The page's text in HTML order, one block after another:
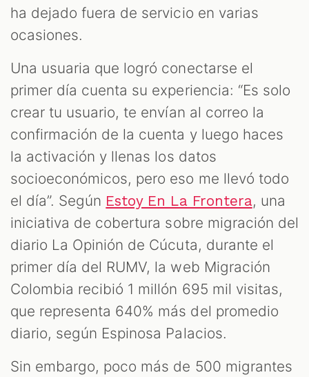
ha dejado fuera de servicio en varias
ocasiones.
Una usuaria que logró conectarse el
primer día cuenta su experiencia: “Es solo
crear tu usuario, te envían al correo la
confirmación de la cuenta y luego haces
la activación y llenas los datos
socioeconómicos, pero eso me llevó todo
el día”. Según Estoy En La Frontera, una
iniciativa de cobertura sobre migración del
diario La Opinión de Cúcuta, durante el
primer día del RUMV, la web Migración
Colombia recibió 1 millón 695 mil visitas,
que representa 640% más del promedio
diario, según Espinosa Palacios.
Sin embargo, poco más de 500 migrantes